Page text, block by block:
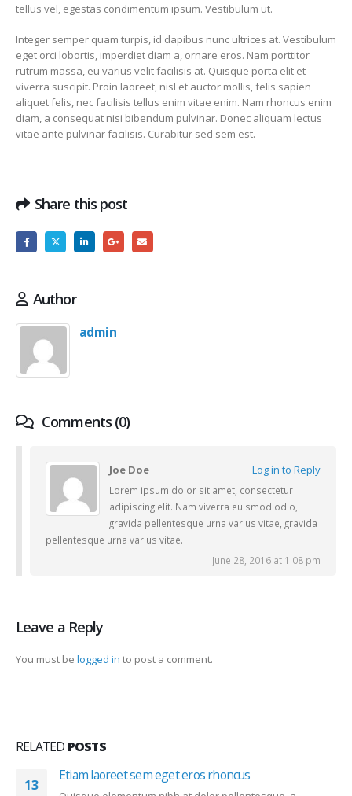
tellus vel, egestas condimentum ipsum. Vestibulum ut.
Integer semper quam turpis, id dapibus nunc ultrices at. Vestibulum
eget orci lobortis, imperdiet diam a, ornare eros. Nam porttitor
rutrum massa, eu varius velit facilisis at. Quisque porta elit et
viverra suscipit. Proin laoreet, nisl et auctor mollis, felis sapien
aliquet felis, nec facilisis tellus enim vitae enim. Nam rhoncus enim
diam, a consequat nisi bibendum pulvinar. Donec aliquam lectus
vitae ante pulvinar facilisis. Curabitur sed sem est.
Share this post
Author
admin
Comments (0)
Joe Doe Log in to Reply
Lorem ipsum dolor sit amet, consectetur
adipiscing elit. Nam viverra euismod odio,
gravida pellentesque urna varius vitae, gravida
pellentesque urna varius vitae.
June 28, 2016 at 1:08 pm
Leave a Reply
You must be logged in to post a comment.
RELATED POSTS
13
Etiam laoreet sem eget eros rhoncus